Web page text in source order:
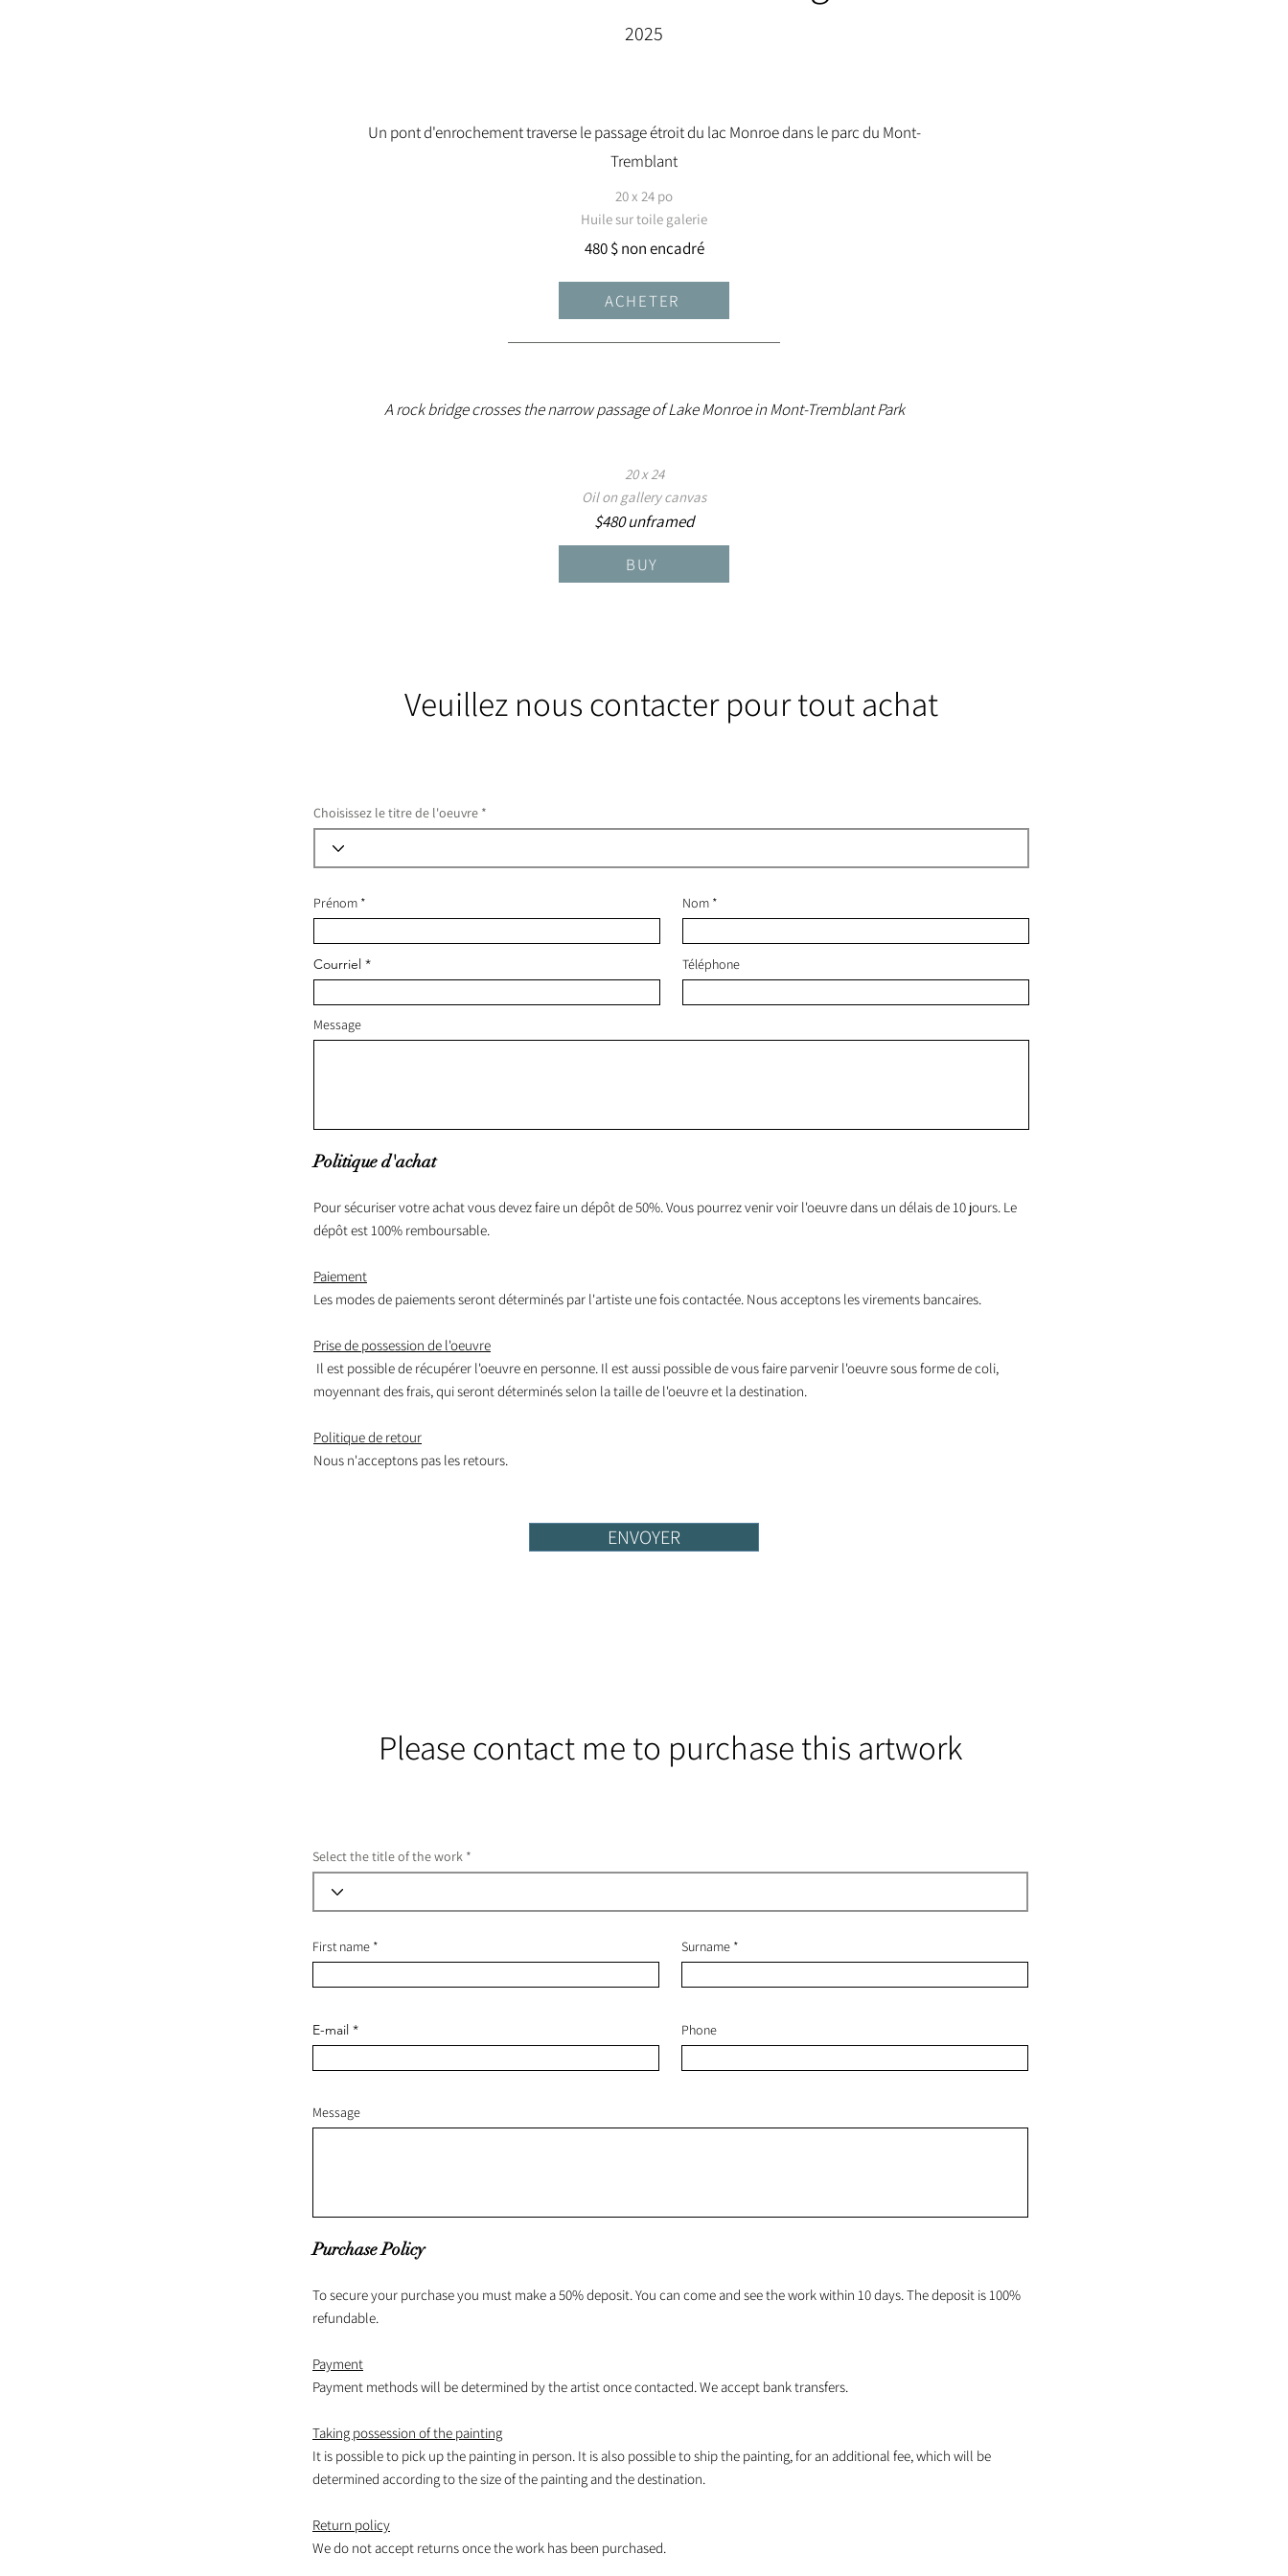
2025
Un pont d'enrochement traverse le passage étroit du lac Monroe dans le parc du Mont-
Tremblant
20 x 24 po
Huile sur toile galerie
480 $ non encadré
ACHETER
A rock bridge crosses the narrow passage of Lake Monroe in Mont-Tremblant Park
20 x 24
Oil on gallery canvas
$480 unframed
BUY
Veuillez nous contacter pour tout achat
Choisissez le titre de l'oeuvre
Prénom
Courriel
Nom
Téléphone
Message
Politique d'achat
Pour sécuriser votre achat vous devez faire un dépôt de 50%. Vous pourrez venir voir l'oeuvre dans un délais de 10 jours. Le
dépôt est 100% remboursable.
Paiement
Les modes de paiements seront déterminés par l'artiste une fois contactée. Nous acceptons les virements bancaires.
Prise de possession de l'oeuvre
Il est possible de récupérer l'oeuvre en personne. Il est aussi possible de vous faire parvenir l'oeuvre sous forme de coli,
moyennant des frais, qui seront déterminés selon la taille de l'oeuvre et la destination.
Politique de retour
Nous n'acceptons pas les retours.
ENVOYER
Please contact me to purchase this artwork
Select the title of the work
First name Surname
E-mail Phone
Message
Purchase Policy
To secure your purchase you must make a 50% deposit. You can come and see the work within 10 days. The deposit is 100%
refundable.
Payment
Payment methods will be determined by the artist once contacted. We accept bank transfers.
Taking possession of the painting
It is possible to pick up the painting in person. It is also possible to ship the painting, for an additional fee, which will be
determined according to the size of the painting and the destination.
Return policy
We do not accept returns once the work has been purchased.